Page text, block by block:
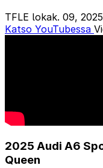
TFLE lokak. 09, 2025
Katso YouTubessa
2025 Audi A6
Queen